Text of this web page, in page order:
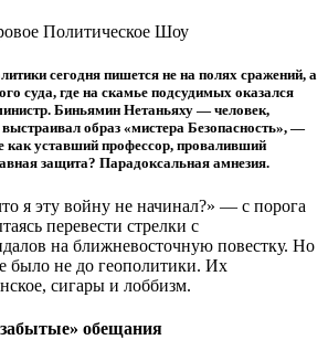
Политическое Шоу
сегодня пишется не на полях сражений, а
суда, где на скамье подсудимых оказался
Биньямин Нетаньяху — человек,
образ «мистера Безопасность», —
как уставший профессор, проваливший
защита? Парадоксальная амнезия.
я эту войну не начинал?» — с порога
перевести стрелки с
на ближневосточную повестку. Но
было не до геополитики. Их
сигары и лоббизм.
обещания